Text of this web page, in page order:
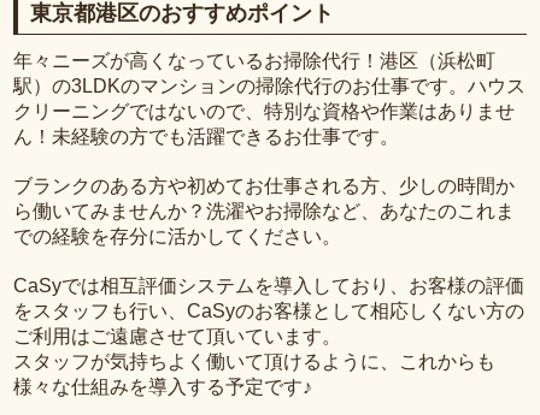
東京都港区のおすすめポイント
年々ニーズが高くなっているお掃除代行！港区（浜松町
駅）の3LDKのマンションの掃除代行のお仕事です。ハウス
クリーニングではないので、特別な資格や作業はありませ
ん！未経験の方でも活躍できるお仕事です。
ブランクのある方や初めてお仕事される方、少しの時間か
ら働いてみませんか？洗濯やお掃除など、あなたのこれま
での経験を存分に活かしてください。
CaSyでは相互評価システムを導入しており、お客様の評価
をスタッフも行い、CaSyのお客様として相応しくない方の
ご利用はご遠慮させて頂いています。
スタッフが気持ちよく働いて頂けるように、これからも
様々な仕組みを導入する予定です♪